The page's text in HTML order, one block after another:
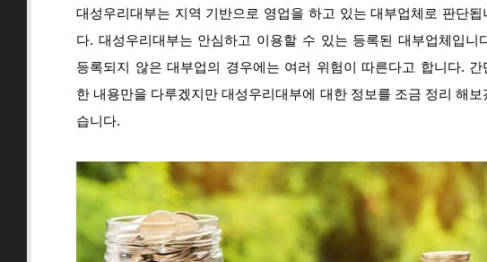
대성우리대부는 지역 기반으로 영업을 하고 있는 대부업체로 판단됩
다. 대성우리대부는 안심하고 이용할 수 있는 등록된 대부업체입니
등록되지 않은 대부업의 경우에는 여러 위험이 따른다고 합니다. 간
한 내용만을 다루겠지만 대성우리대부에 대한 정보를 조금 정리 해보
습니다.